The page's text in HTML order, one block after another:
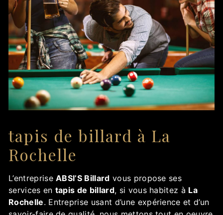
tapis de billard à La
Rochelle
L’entrepriseABSI’S Billard vous propose ses
services en tapis de billard, si vous habitez à La
Rochelle. Entreprise usant d’une expérience et d’un